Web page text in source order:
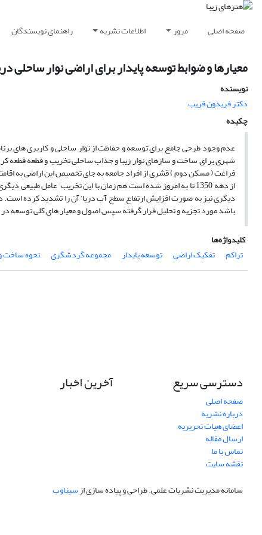
صفحه اصلی مرور اطلاعات نشریه راهنمای نویسندگان
معیارها و ضوابط توسعه پایدار برای اراضی نوار ساحلی
نویسنده
دکتر فریدون قریب
چکیده
عدم وجود طرحی جامع برای توسعه و حفاظت از نوار ساحلی و کاربری های
شهری بر ای ساخت و سازهای نوار زیبا و جذاب ساحلی تخریب و قطعه قطعه
فراغت ( مسکن دوم ) قشری از افراد جامعه به جای تخصیص این اراضی به
از دهه 1350 تا به امروز شده است هم زمان با این تخریب‘ عامل
دیگری نیز به صورت افزایش ارتفاع سطح آب دریا‘ آن را تشدید کرده است.
باشد مورد تجزیه و تحلیل قرار گرفته سپس اصول و معیار های کلی توسعه
کلیدواژه‌ها
تراکم
تفکیک اراضی توسعه پایدار مجموعه گردشگری نحوه ساخت
دسترسی سریع
صفحه اصلی
درباره نشریه
اعضای هیات تحریریه
ارسال مقاله
تماس با ما
نقشه سایت
آخرین اخبار
سامانه مدیریت نشریات علمی.طراحی و پیاده سازی ازسیناوب